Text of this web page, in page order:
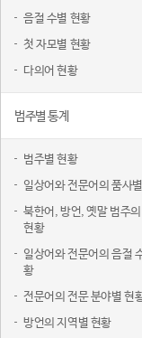
음절 수별 현황
첫 자모별 현황
다의어 현황
범주별 통계
범주별 현황
일상어와 전문어의 품사
북한어, 방언, 옛말 범주
현황
일상어와 전문어의 음절
황
전문어의 전문 분야별 현
방언의 지역별 현황